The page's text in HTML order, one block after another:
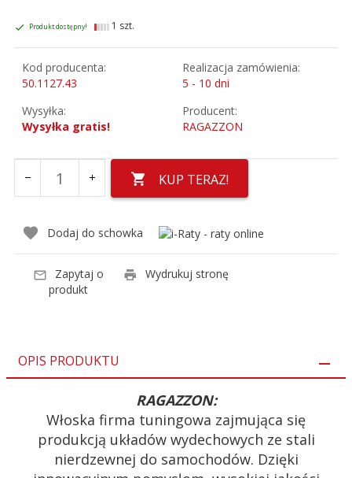
Produkt dostępny! 1 szt.
Kod producenta:
50.1127.43
Realizacja zamówienia:
5 - 10 dni
Wysyłka:
Wysyłka gratis!
Producent:
RAGAZZON
KUP TERAZ!
Dodaj do schowka
Zapytaj o
produkt
Wydrukuj stronę
OPIS PRODUKTU
RAGAZZON:
Włoska firma tuningowa zajmująca się
produkcją układów wydechowych ze stali
nierdzewnej do samochodów. Dzięki